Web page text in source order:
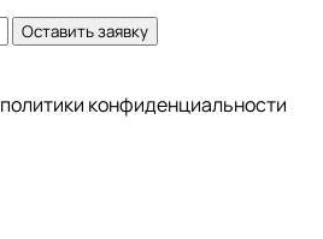
Оставить заявку
политики конфиденциальности